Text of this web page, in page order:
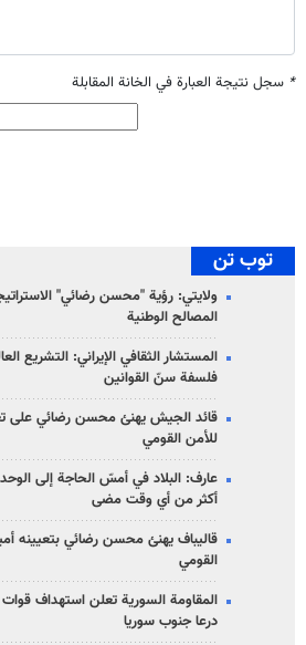
* سجل نتيجة العبارة في الخانة المقابلة
توب تن
ولايتي: رؤية "محسن رضائي"
المصالح الوطنية
المستشار الثقافي الإيراني: التشريع
فلسفة سنّ القوانين
قائد الجيش يهنئ محسن رضائي على
للأمن القومي
عارف: البلاد في أمسّ الحاجة إلى
أكثر من أي وقت مضى
قاليباف يهنئ محسن رضائي بتعيينه
القومي
المقاومة السورية تعلن استهداف
درعا جنوب سوريا